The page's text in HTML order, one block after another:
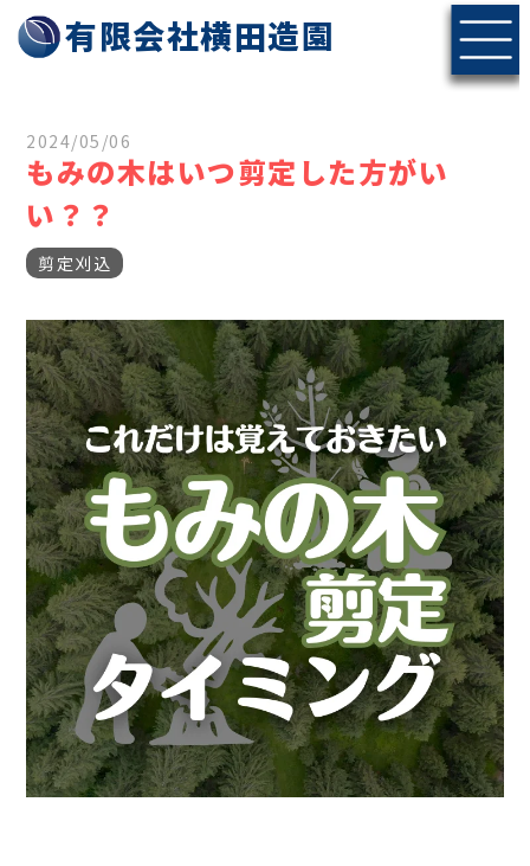
有限会社横田造園
2024/05/06
もみの木はいつ剪定した方がい
い？？
剪定刈込